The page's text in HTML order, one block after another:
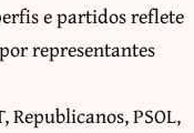
e partidos reflete
representantes
PSOL,